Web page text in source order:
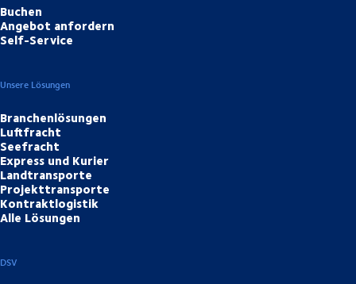
Buchen
Angebot anfordern
Self-Service
Unsere Lösungen
Branchenlösungen
Luftfracht
Seefracht
Express und Kurier
Landtransporte
Projekttransporte
Kontraktlogistik
Alle Lösungen
DSV